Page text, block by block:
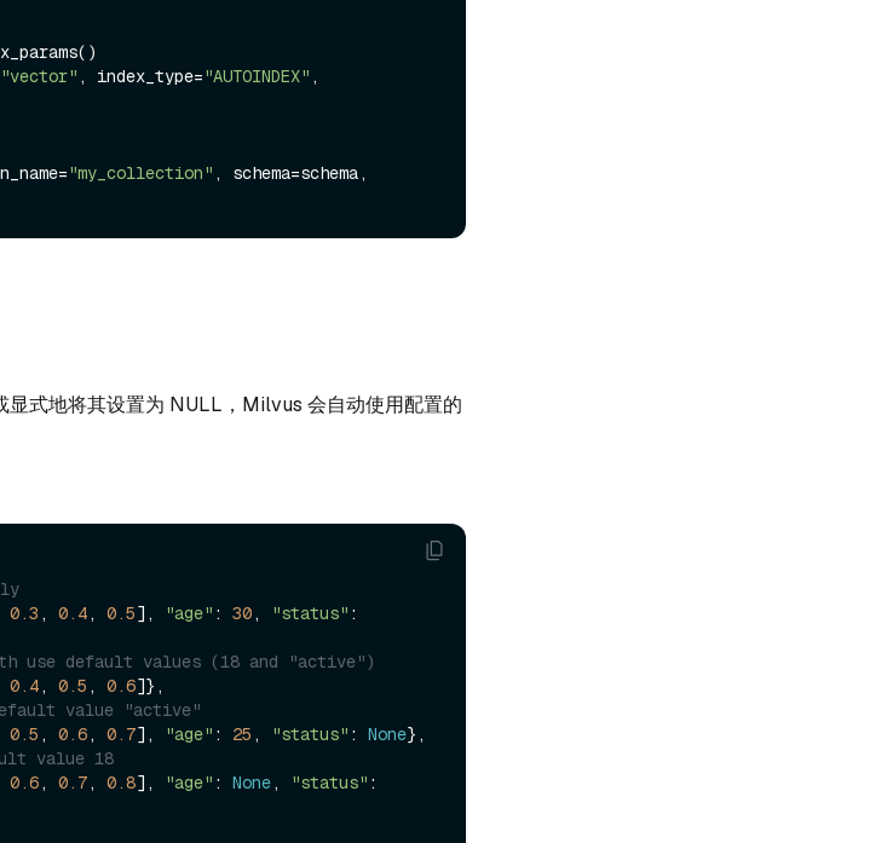
"vector" , index_type="AUTOINDEX" ,
"my_collection" , schema=schema,
式地将其设置为 NULL，Milvus 会自动使用配置的
0.3 , 0.4, 0.5], "age" : 30, "status"
use default values (18 and "active")
0.4, 0.5 , 0.6]},
value "active"
0.5 , 0.6, 0.7], "age" : 25 , "status" : None},
value 18
0.6, 0.7, 0.8], "age" : None, "status"